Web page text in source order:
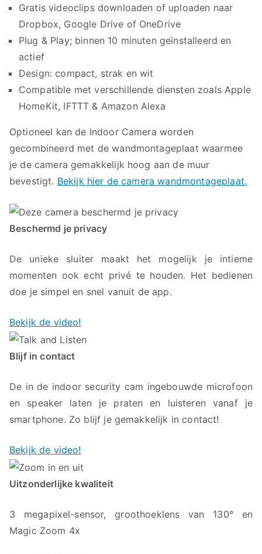
Gratis videoclips downloaden of uploaden naar
Dropbox, Google Drive of OneDrive
Plug & Play; binnen 10 minuten geïnstalleerd en
actief
Design: compact, strak en wit
Compatible met verschillende diensten zoals Apple
HomeKit, IFTTT & Amazon Alexa
Optioneel kan de Indoor Camera worden
gecombineerd met de wandmontageplaat waarmee
je de camera gemakkelijk hoog aan de muur
bevestigt. Bekijk hier de camera wandmontageplaat.
Beschermd je privacy
De unieke sluiter maakt het mogelijk je intieme
momenten ook echt privé te houden. Het bedienen
doe je simpel en snel vanuit de app.
Bekijk de video!
Blijf in contact
De in de indoor security cam ingebouwde microfoon
en speaker laten je praten en luisteren vanaf je
smartphone. Zo blijf je gemakkelijk in contact!
Bekijk de video!
Uitzonderlijke kwaliteit
3 megapixel-sensor, groothoeklens van 130° en
Magic Zoom 4x